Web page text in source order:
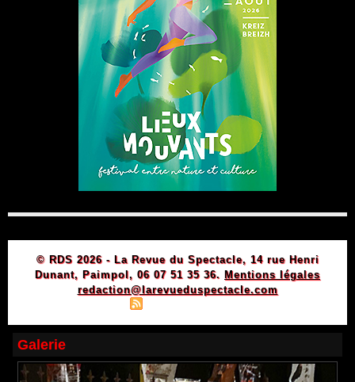
© RDS 2026 - La Revue du Spectacle, 14 rue Henri
Dunant, Paimpol, 06 07 51 35 36. Mentions légales
redaction@larevueduspectacle.com
Galerie